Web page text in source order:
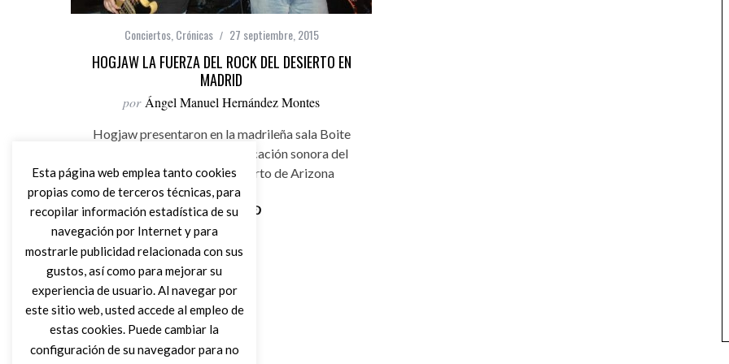
Conciertos, Crónicas 27 septiembre, 2015
HOGJAW LA FUERZA DEL ROCK DEL DESIERTO EN
MADRID
por Ángel Manuel Hernández Montes
Hogjaw presentaron en la madrileña sala Boite
Live su último trabajo. Intoxicación sonora del
rock proveniente del desierto de Arizona
Leer Más
Esta página web emplea tanto cookies
propias como de terceros técnicas, para
recopilar información estadística de su
navegación por Internet y para
mostrarle publicidad relacionada con sus
gustos, así como para mejorar su
experiencia de usuario. Al navegar por
este sitio web, usted accede al empleo de
estas cookies. Puede cambiar la
configuración de su navegador para no